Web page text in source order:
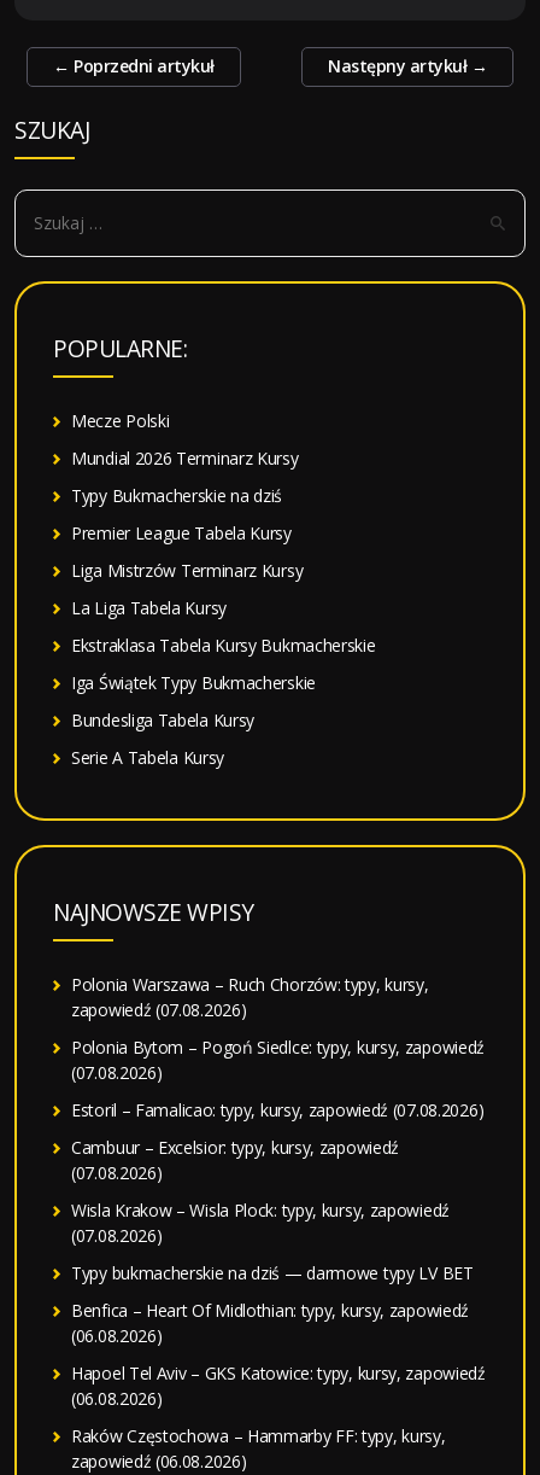
Zobacz
← Poprzedni artykuł Następny artykuł →
SZUKAJ
S
k
POPULARNE:
Mecze Polski
Mundial 2026 Terminarz Kursy
Typy Bukmacherskie na dziś
Premier League Tabela Kursy
Liga Mistrzów Terminarz Kursy
La Liga Tabela Kursy
Ekstraklasa Tabela Kursy Bukmacherskie
Iga Świątek Typy Bukmacherskie
Bundesliga Tabela Kursy
Serie A Tabela Kursy
NAJNOWSZE WPISY
Polonia Warszawa – Ruch Chorzów: typy, kursy,
zapowiedź (07.08.2026)
Polonia Bytom – Pogoń Siedlce: typy, kursy, zapowiedź
(07.08.2026)
Estoril – Famalicao: typy, kursy, zapowiedź (07.08.2026)
Cambuur – Excelsior: typy, kursy, zapowiedź
(07.08.2026)
Wisla Krakow – Wisla Plock: typy, kursy, zapowiedź
(07.08.2026)
Typy bukmacherskie na dziś — darmowe typy LV BET
Benfica – Heart Of Midlothian: typy, kursy, zapowiedź
(06.08.2026)
Hapoel Tel Aviv – GKS Katowice: typy, kursy, zapowiedź
(06.08.2026)
Raków Częstochowa – Hammarby FF: typy, kursy,
zapowiedź (06.08.2026)